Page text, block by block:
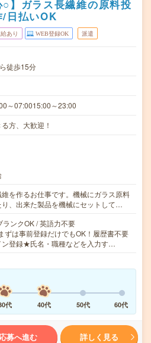
○】ガラス長繊維の原料投
/日払いOK
あり WEB登録OK 派遣
徒歩15分
～07:0015:00～23:00
方、大歓迎！
を作るお仕事です。機械にガラス原料
、出来た製品を機械にセットして…
ランクOK / 英語力不要
は事前登録だけでもOK！履歴書不要
ン登録★氏名・職種などを入力す…
代 40代 50代 60代
応募へ進む 詳しく見る